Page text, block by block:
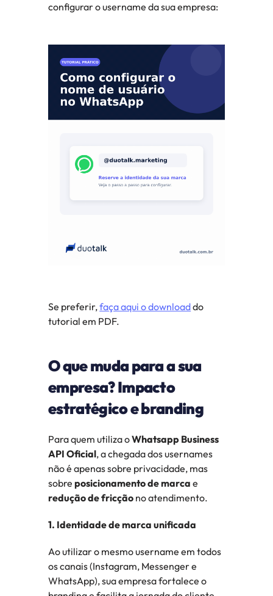
configurar o username da sua empresa:
Se preferir, faça aqui o download do
tutorial em PDF.
O que muda para a sua
empresa? Impacto
estratégico e branding
Para quem utiliza o Whatsapp Business
API Oficial, a chegada dos usernames
não é apenas sobre privacidade, mas
sobre posicionamento de marca
redução de fricção no atendimento.
1. Identidade de marca unificada
Ao utilizar o mesmo username em todos
os canais (Instagram, Messenger e
WhatsApp), sua empresa fortalece o